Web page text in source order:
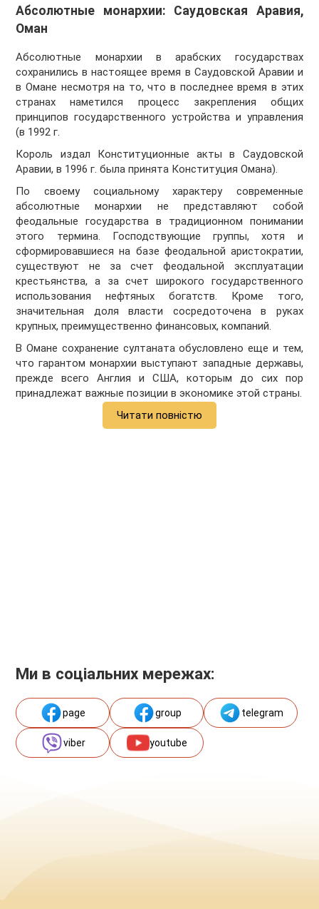
Абсолютные монархии: Саудовская Аравия,
Оман
Абсолютные монархии в арабских государствах
сохранились в настоящее время в Саудовской Аравии и
в Омане несмотря на то, что в последнее время в этих
странах наметился процесс закрепления общих
принципов государственного устройства и управления
(в 1992 г.
Король издал Конституционные акты в Саудовской
Аравии, в 1996 г. была принята Конституция Омана).
По своему социальному характеру современные
абсолютные монархии не представляют собой
феодальные государства в традиционном понимании
этого термина. Господствующие группы, хотя и
сформировавшиеся на базе феодальной аристократии,
существуют не за счет феодальной эксплуатации
крестьянства, а за счет широкого государственного
использования нефтяных богатств. Кроме того,
значительная доля власти сосредоточена в руках
крупных, преимущественно финансовых, компаний.
В Омане сохранение султаната обусловлено еще и тем,
что гарантом монархии выступают западные державы,
прежде всего Англия и США, которым до сих пор
принадлежат важные позиции в экономике этой страны.
Читати повністю
Ми в соціальних мережах:
page group telegram
viber youtube